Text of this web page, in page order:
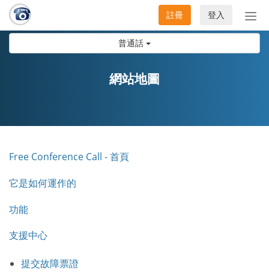
普通話
切
換
登入
註冊
網站地圖
Free Conference Call - 首頁
它是如何運作的
功能
支援中心
提交故障票證